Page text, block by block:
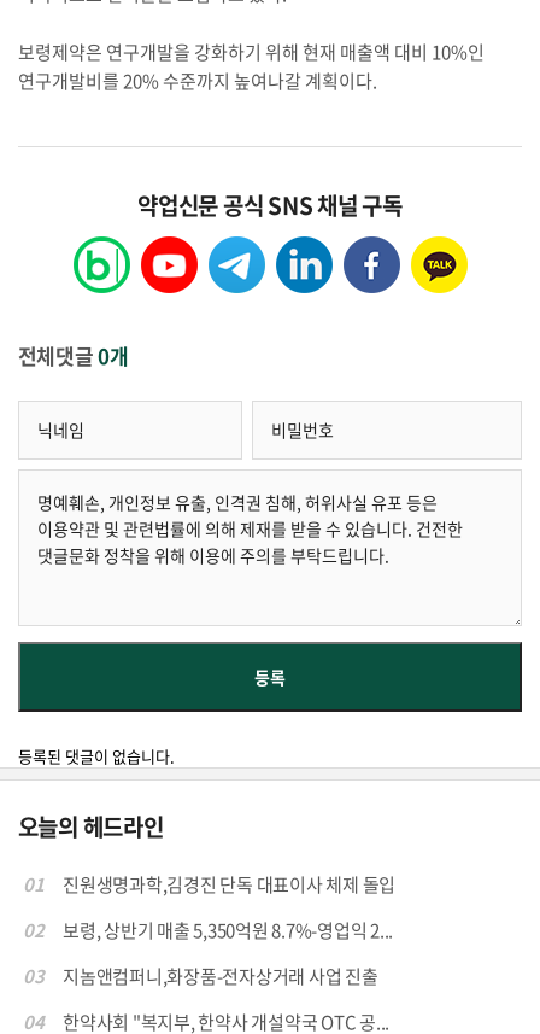
보령제약은 연구개발을 강화하기 위해 현재 매출액 대비 10%인
연구개발비를 20% 수준까지 높여나갈 계획이다.
약업신문 공식 SNS 채널 구독
전체댓글0개
등록된 댓글이 없습니다.
오늘의 헤드라인
01
진원생명과학,김경진 단독 대표이사 체제 돌입
02
보령, 상반기 매출 5,350억원 8.7%-영업익 2...
03
지놈앤컴퍼니,화장품-전자상거래 사업 진출
04
한약사회 "복지부, 한약사 개설약국 OTC 공...